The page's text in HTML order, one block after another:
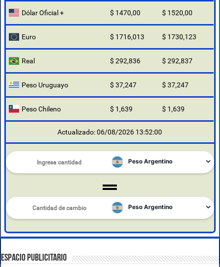
Dólar Oficial + $ 1470,00 $ 1520,00
Euro $ 1716,013 $ 1730,123
Real $ 292,836 $ 292,837
Peso Uruguayo $ 37,247 $ 37,247
Peso Chileno $ 1,639 $ 1,639
Actualizado: 06/08/2026 13:52:00
ESPACIO PUBLICITARIO